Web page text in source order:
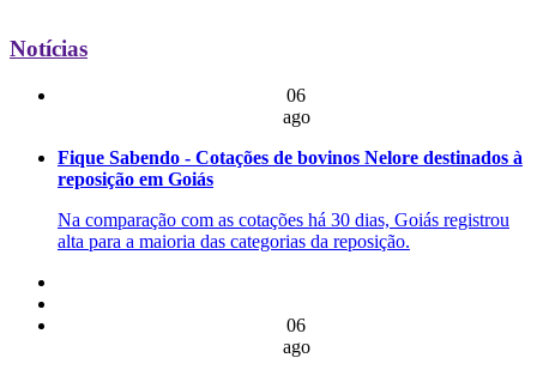
Notícias
06
ago
Fique Sabendo - Cotações de bovinos Nelore destinados à
reposição em Goiás
Na comparação com as cotações há 30 dias, Goiás registrou
alta para a maioria das categorias da reposição.
06
ago